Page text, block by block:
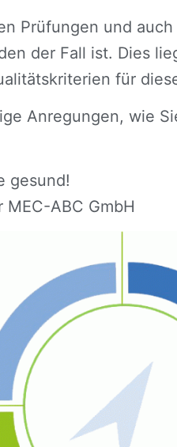
Prüfungen und
der Fall ist. Dies
für
Anregungen, wie
gesund!
ABC GmbH